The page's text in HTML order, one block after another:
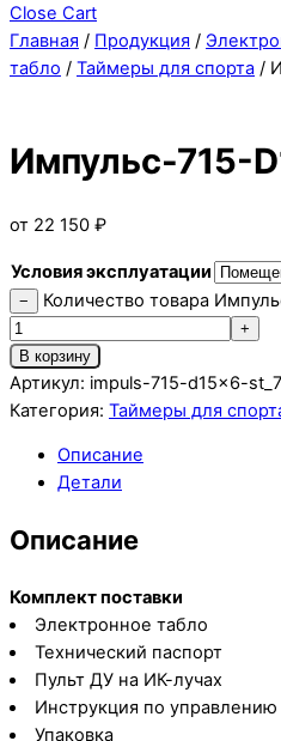
Close Cart
Главная / Продукция /
табло / Таймеры для спорта /
Импульс-715-
от 22 150 ₽
Условия эксплуатации
− Количество товара
+
В корзину
Артикул: impuls-715-d15x6-
Категория: Таймеры для
Описание
Детали
Описание
Комплект поставки
Электронное табло
Технический паспорт
Пульт ДУ на ИК-лучах
Инструкция по управлению
Упаковка